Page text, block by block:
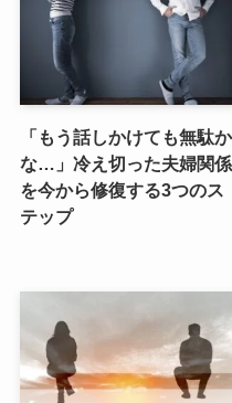
「もう話しかけても無駄か
な…」冷え切った夫婦関係
を今から修復する3つのス
テップ